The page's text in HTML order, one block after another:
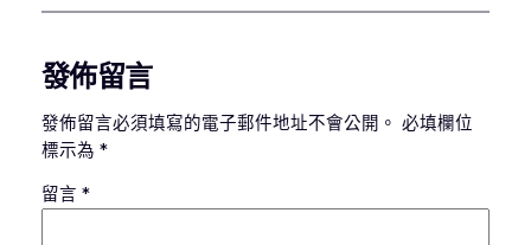
發佈留言
發佈留言必須填寫的電子郵件地址不會公開。 必填欄位
標示為 *
留言 *